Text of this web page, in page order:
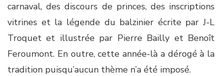
carnaval, des discours de princes, des inscriptions
vitrines et la légende du balzinier écrite par J-L
Troquet et illustrée par Pierre Bailly et Benoît
Feroumont. En outre, cette année-là a dérogé à la
tradition puisqu’aucun thème n’a été imposé.